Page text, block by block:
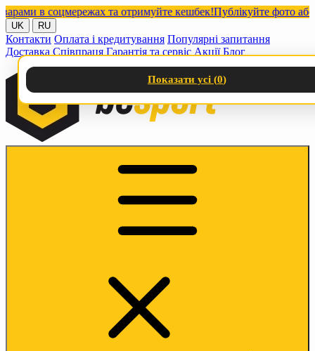
в соцмережах та отримуйте кешбек!Публікуйте фото або
UK RU
Контакти Оплата і кредитування Популярні запитання
Доставка Співпраця Гарантія та сервіс Акції Блог
Показати усі (0)